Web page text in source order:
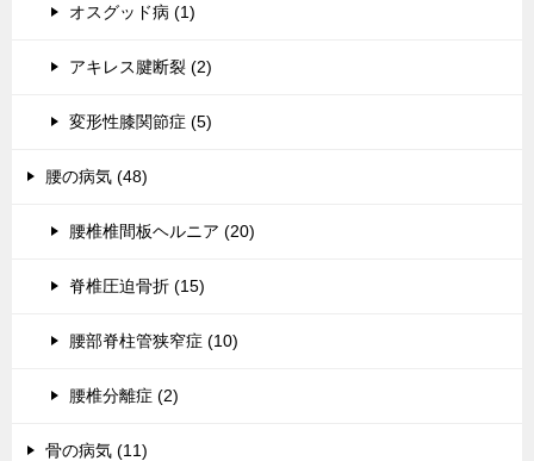
オスグッド病 (1)
アキレス腱断裂 (2)
変形性膝関節症 (5)
腰の病気 (48)
腰椎椎間板ヘルニア (20)
脊椎圧迫骨折 (15)
腰部脊柱管狭窄症 (10)
腰椎分離症 (2)
骨の病気 (11)